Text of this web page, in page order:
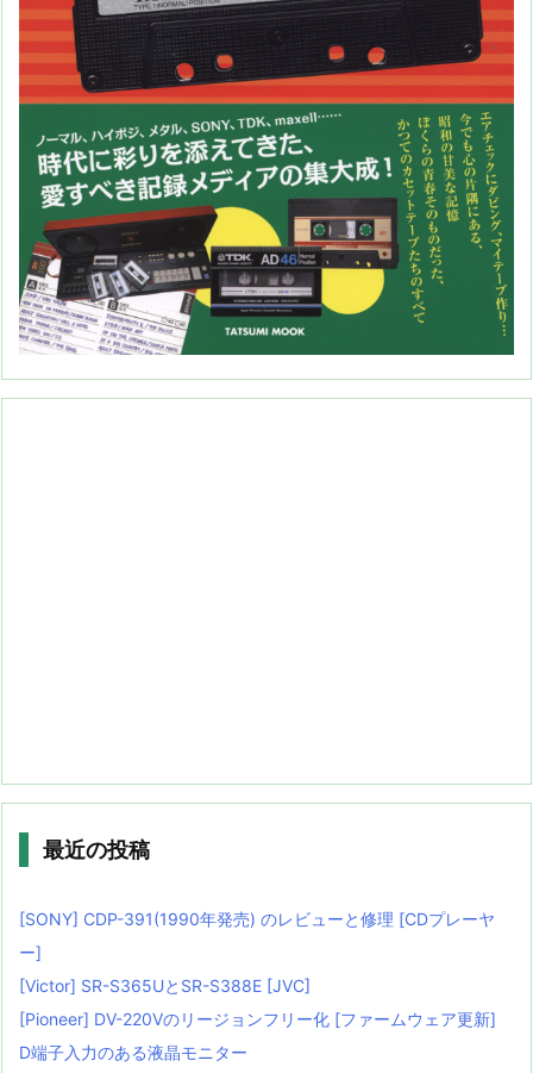
最近の投稿
[SONY] CDP-391(1990年発売) のレビューと修理 [CDプレーヤ
ー]
[Victor] SR-S365UとSR-S388E [JVC]
[Pioneer] DV-220Vのリージョンフリー化 [ファームウェア更新]
D端子入力のある液晶モニター